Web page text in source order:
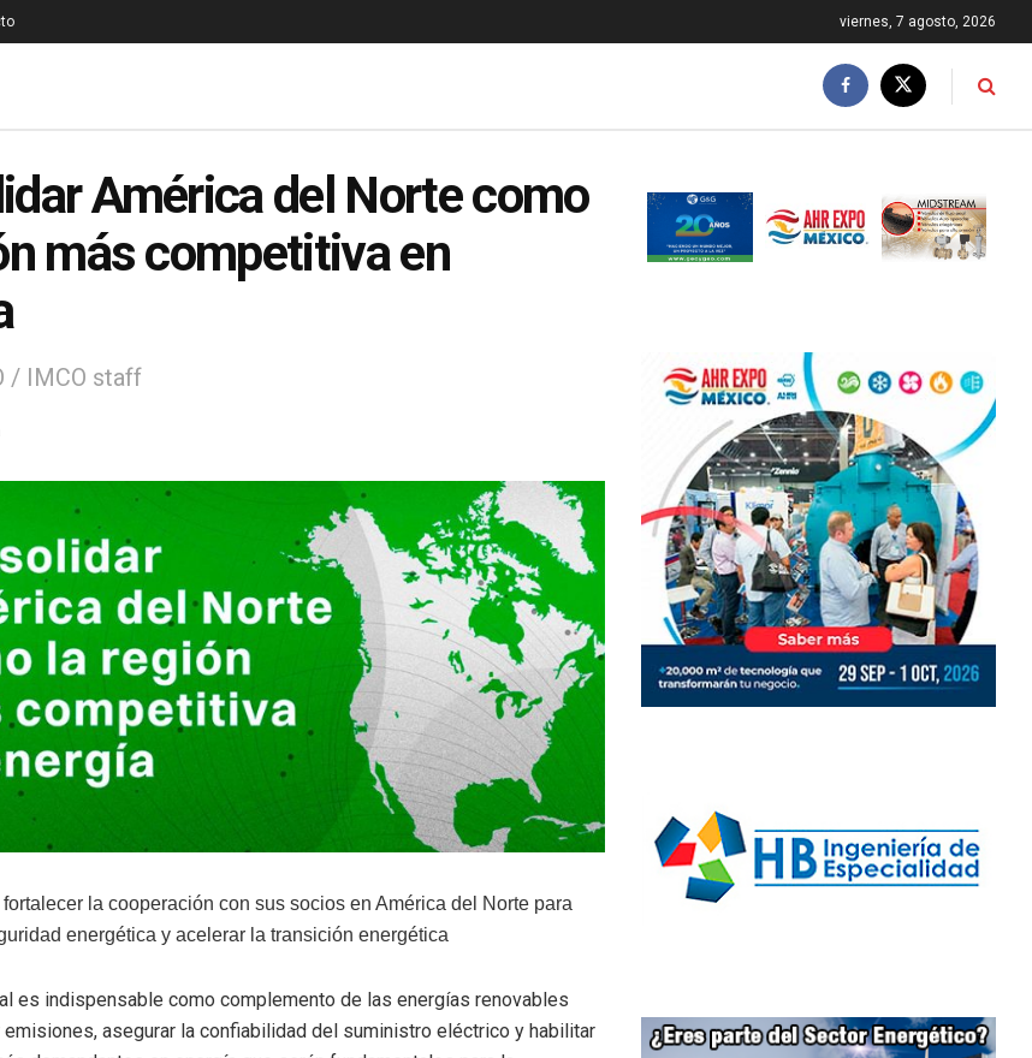
viernes, 7 agosto, 2026
América del Norte como
más competitiva en
/ IMCO staff
la cooperación con sus socios en América del Norte para
energética y acelerar la transición energética
es indispensable como complemento de las energías renovables
emisiones, asegurar la confiabilidad del suministro eléctrico y habilitar